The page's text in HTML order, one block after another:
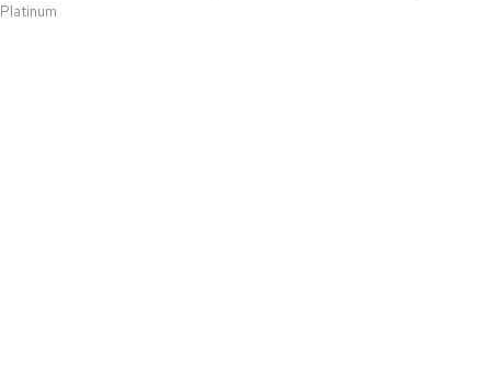
Platinum